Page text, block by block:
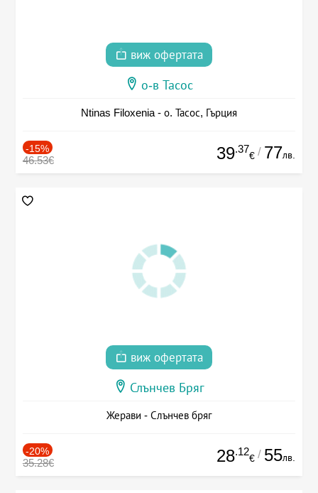
виж офертата
о-в Тасос
Ntinas Filoxenia - о. Тасос, Гърция
-15%
46.53€ 39.37
€ / 77лв.
виж офертата
Слънчев Бряг
Жерави - Слънчев бряг
-20%
35.28€ 28.12
€ / 55лв.